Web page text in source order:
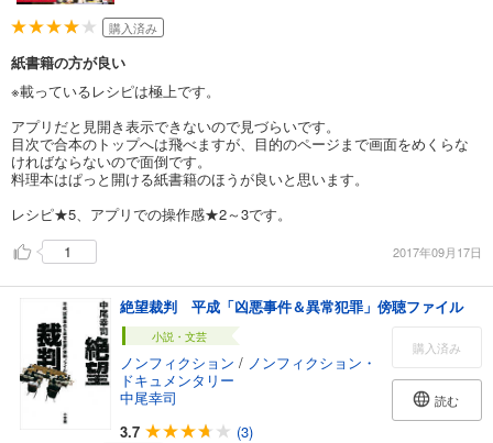
購入済み
紙書籍の方が良い
※載っているレシピは極上です。
アプリだと見開き表示できないので見づらいです。
目次で合本のトップへは飛べますが、目的のページまで画面をめくらな
ければならないので面倒です。
料理本はぱっと開ける紙書籍のほうが良いと思います。
レシピ★5、アプリでの操作感★2～3です。
1
2017年09月17日
絶望裁判 平成「凶悪事件＆異常犯罪」傍聴ファイル
小説・文芸
ノンフィクション / ノンフィクション・
ドキュメンタリー
中尾幸司
3.7
(3)
購入済み
読む